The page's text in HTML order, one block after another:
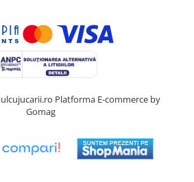
Platforma E-commerce by
Gomag